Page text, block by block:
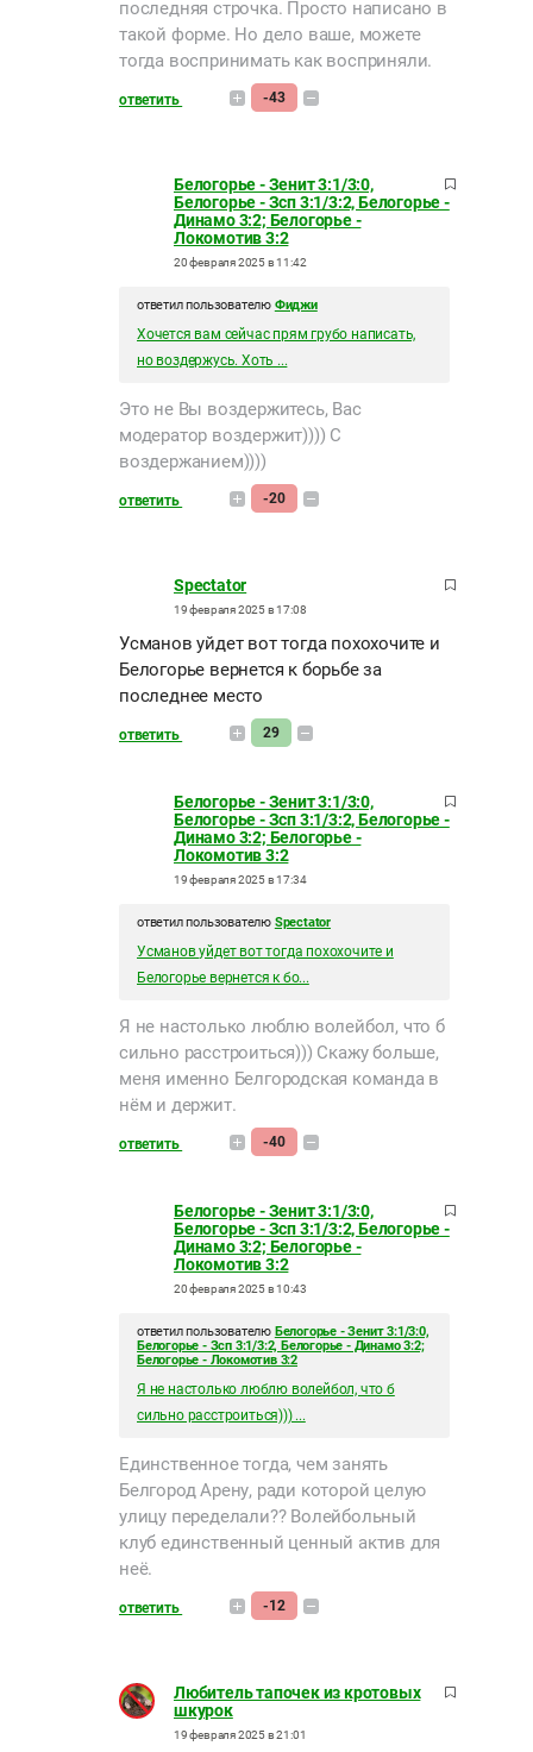
последняя строчка. Просто написано в
такой форме. Но дело ваше, можете
тогда воспринимать как восприняли.
ответить -43
Белогорье - Зенит 3:1/3:0,
Белогорье - Зсп 3:1/3:2, Белогорье -
Динамо 3:2; Белогорье -
Локомотив 3:2
20 февраля 2025 в 11:42
ответил пользователю Фиджи
Хочется вам сейчас прям грубо написать,
но воздержусь. Хоть ...
Это не Вы воздержитесь, Вас
модератор воздержит)))) С
воздержанием))))
ответить -20
Spectator
19 февраля 2025 в 17:08
Усманов уйдет вот тогда похохочите и
Белогорье вернется к борьбе за
последнее место
ответить 29
Белогорье - Зенит 3:1/3:0,
Белогорье - Зсп 3:1/3:2, Белогорье -
Динамо 3:2; Белогорье -
Локомотив 3:2
19 февраля 2025 в 17:34
ответил пользователю Spectator
Усманов уйдет вот тогда похохочите и
Белогорье вернется к бо...
Я не настолько люблю волейбол, что б
сильно расстроиться))) Скажу больше,
меня именно Белгородская команда в
нём и держит.
ответить -40
Белогорье - Зенит 3:1/3:0,
Белогорье - Зсп 3:1/3:2, Белогорье -
Динамо 3:2; Белогорье -
Локомотив 3:2
20 февраля 2025 в 10:43
ответил пользователю Белогорье - Зенит 3:1/3:0,
Белогорье - Зсп 3:1/3:2, Белогорье - Динамо 3:2;
Белогорье - Локомотив 3:2
Я не настолько люблю волейбол, что б
сильно расстроиться))) ...
Единственное тогда, чем занять
Белгород Арену, ради которой целую
улицу переделали?? Волейбольный
клуб единственный ценный актив для
неё.
ответить -12
Любитель тапочек из кротовых
шкурок
19 февраля 2025 в 21:01